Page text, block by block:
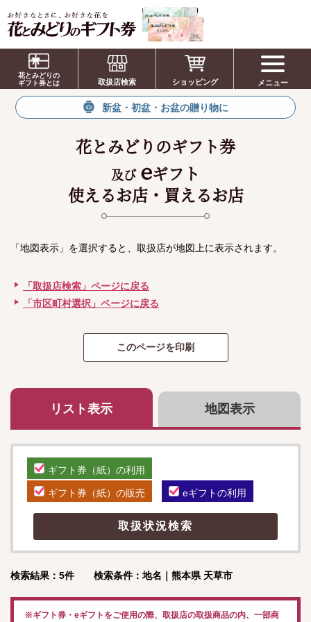
お祝い、お盆、新盆、お彼岸、喪中、お供
え、見舞い、返事、供花、線香贈答におすす
めのギフト
花とみどりの
ギフト券とは
取扱店検索 ショッピング メニュー
新盆・初盆・お盆の贈り物に
花とみどりのギフト券
及び eギフト
使えるお店・買えるお店
「地図表示」を選択すると、取扱店が地図上に表示されます。
「取扱店検索」ページに戻る
「市区町村選択」ページに戻る
リスト表示 地図表示
ギフト券（紙）の利用
ギフト券（紙）の販売 eギフトの利用
検索結果：5件 検索条件：地名｜熊本県 天草市
※ギフト券・eギフトをご使用の際、取扱店の取扱商品の内、一部商